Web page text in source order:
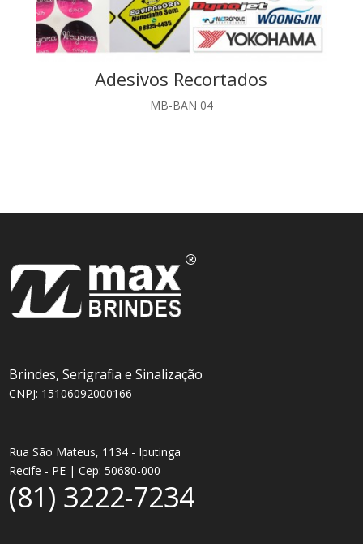
Adesivos Recortados
MB-BAN 04
Brindes, Serigrafia e Sinalização
CNPJ: 15106092000166
Rua São Mateus, 1134 - Iputinga
Recife - PE | Cep: 50680-000
(81) 3222-7234